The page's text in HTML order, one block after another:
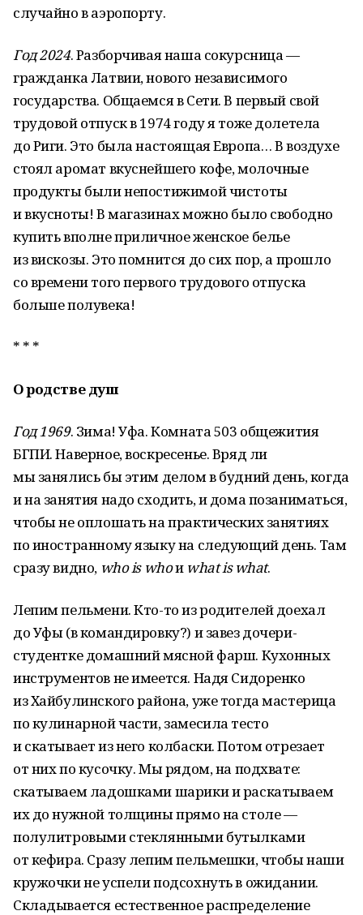
случайно в аэропорту.
Год 2024. Разборчивая наша сокурсница —
гражданка Латвии, нового независимого
государства. Общаемся в Сети. В первый свой
трудовой отпуск в 1974 году я тоже долетела
до Риги. Это была настоящая Европа… В воздухе
стоял аромат вкуснейшего кофе, молочные
продукты были непостижимой чистоты
и вкусноты! В магазинах можно было свободно
купить вполне приличное женское белье
из вискозы. Это помнится до сих пор, а прошло
со времени того первого трудового отпуска
больше полувека!
* * *
О родстве душ
Год 1969. Зима! Уфа. Комната 503 общежития
БГПИ. Наверное, воскресенье. Вряд ли
мы занялись бы этим делом в будний день, когда
и на занятия надо сходить, и дома позаниматься,
чтобы не оплошать на практических занятиях
по иностранному языку на следующий день. Там
сразу видно, who is whoи what is what.
Лепим пельмени. Кто-то из родителей доехал
до Уфы (в командировку?) и завез дочери-
студентке домашний мясной фарш. Кухонных
инструментов не имеется. Надя Сидоренко
из Хайбулинского района, уже тогда мастерица
по кулинарной части, замесила тесто
и скатывает из него колбаски. Потом отрезает
от них по кусочку. Мы рядом, на подхвате:
скатываем ладошками шарики и раскатываем
их до нужной толщины прямо на столе —
полулитровыми стеклянными бутылками
от кефира. Сразу лепим пельмешки, чтобы наши
кружочки не успели подсохнуть в ожидании.
Складывается естественное распределение